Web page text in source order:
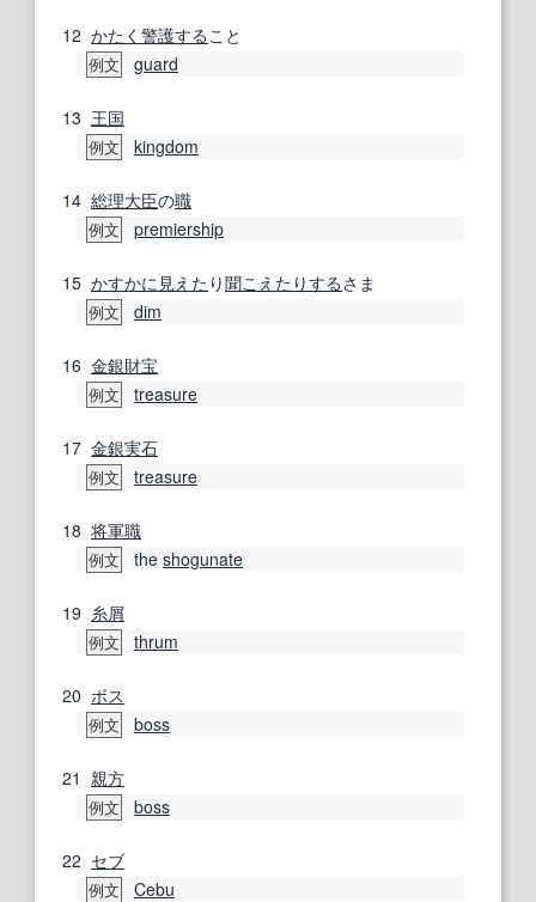
12 かたく 警護する こと
例文 guard
13 王国
例文 kingdom
14 総理大臣の職
例文 premiership
15 かすかに 見えた り聞こえた りするさま
例文 dim
16 金銀財宝
例文 treasure
17 金銀実石
例文 treasure
18 将軍職
例文 the shogunate
19 糸屑
例文 thrum
20 ボス
例文 boss
21 親方
例文 boss
22 セブ
例文 Cebu